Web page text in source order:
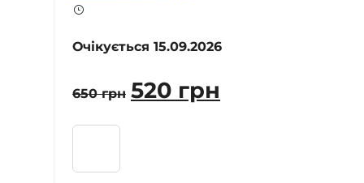
Очікується 15.09.2026
650грн
Оригінальна
ціна:
520 грнціна: